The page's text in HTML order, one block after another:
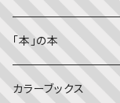
料理・食育
児童書
大人の方に
ライフスタイル・生き方
子育て
音楽
写真集
「本」の本
カラーブックス